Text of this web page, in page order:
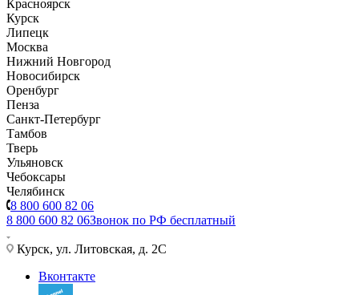
Красноярск
Курск
Липецк
Москва
Нижний Новгород
Новосибирск
Оренбург
Пенза
Санкт-Петербург
Тамбов
Тверь
Ульяновск
Чебоксары
Челябинск
8 800 600 82 06
8 800 600 82 06Звонок по РФ бесплатный
Курск, ул. Литовская, д. 2С
Вконтакте